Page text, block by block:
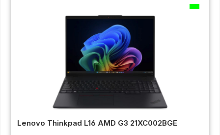
Lenovo Thinkpad L16 AMD G3 21XC002BGE